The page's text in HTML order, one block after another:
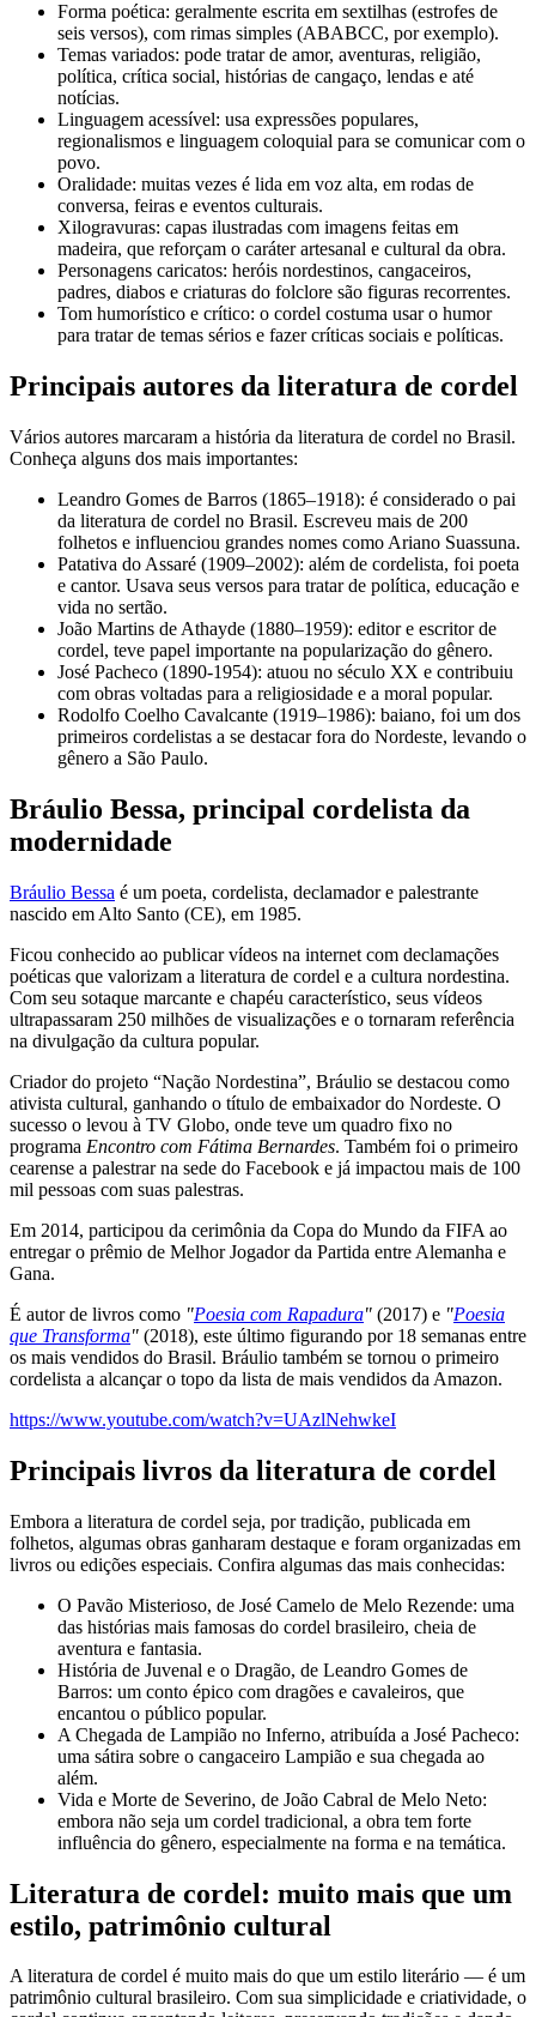
Forma poética: geralmente escrita em sextilhas (estrofes de
seis versos), com rimas simples (ABABCC, por exemplo).
Temas variados: pode tratar de amor, aventuras, religião,
política, crítica social, histórias de cangaço, lendas e até
notícias.
Linguagem acessível: usa expressões populares,
regionalismos e linguagem coloquial para se comunicar com o
povo.
Oralidade: muitas vezes é lida em voz alta, em rodas de
conversa, feiras e eventos culturais.
Xilogravuras: capas ilustradas com imagens feitas em
madeira, que reforçam o caráter artesanal e cultural da obra.
Personagens caricatos: heróis nordestinos, cangaceiros,
padres, diabos e criaturas do folclore são figuras recorrentes.
Tom humorístico e crítico: o cordel costuma usar o humor
para tratar de temas sérios e fazer críticas sociais e políticas.
Principais autores da literatura de cordel
Vários autores marcaram a história da literatura de cordel no Brasil.
Conheça alguns dos mais importantes:
Leandro Gomes de Barros (1865–1918): é considerado o pai
da literatura de cordel no Brasil. Escreveu mais de 200
folhetos e influenciou grandes nomes como Ariano Suassuna.
Patativa do Assaré (1909–2002): além de cordelista, foi poeta
e cantor. Usava seus versos para tratar de política, educação e
vida no sertão.
João Martins de Athayde (1880–1959): editor e escritor de
cordel, teve papel importante na popularização do gênero.
José Pacheco (1890-1954): atuou no século XX e contribuiu
com obras voltadas para a religiosidade e a moral popular.
Rodolfo Coelho Cavalcante (1919–1986): baiano, foi um dos
primeiros cordelistas a se destacar fora do Nordeste, levando o
gênero a São Paulo.
Bráulio Bessa, principal cordelista da
modernidade
Bráulio Bessa é um poeta, cordelista, declamador e palestrante
nascido em Alto Santo (CE), em 1985.
Ficou conhecido ao publicar vídeos na internet com declamações
poéticas que valorizam a literatura de cordel e a cultura nordestina.
Com seu sotaque marcante e chapéu característico, seus vídeos
ultrapassaram 250 milhões de visualizações e o tornaram referência
na divulgação da cultura popular.
Criador do projeto “Nação Nordestina”, Bráulio se destacou como
ativista cultural, ganhando o título de embaixador do Nordeste. O
sucesso o levou à TV Globo, onde teve um quadro fixo no
programa Encontro com Fátima Bernardes. Também foi o primeiro
cearense a palestrar na sede do Facebook e já impactou mais de 100
mil pessoas com suas palestras.
Em 2014, participou da cerimônia da Copa do Mundo da FIFA ao
entregar o prêmio de Melhor Jogador da Partida entre Alemanha e
Gana.
É autor de livros como "Poesia com Rapadura" (2017) e "Poesia
que Transforma" (2018), este último figurando por 18 semanas entre
os mais vendidos do Brasil. Bráulio também se tornou o primeiro
cordelista a alcançar o topo da lista de mais vendidos da Amazon.
https://www.youtube.com/watch?v=UAzlNehwkeI
Principais livros da literatura de cordel
Embora a literatura de cordel seja, por tradição, publicada em
folhetos, algumas obras ganharam destaque e foram organizadas em
livros ou edições especiais. Confira algumas das mais conhecidas:
O Pavão Misterioso, de José Camelo de Melo Rezende: uma
das histórias mais famosas do cordel brasileiro, cheia de
aventura e fantasia.
História de Juvenal e o Dragão, de Leandro Gomes de
Barros: um conto épico com dragões e cavaleiros, que
encantou o público popular.
A Chegada de Lampião no Inferno, atribuída a José Pacheco:
uma sátira sobre o cangaceiro Lampião e sua chegada ao
além.
Vida e Morte de Severino, de João Cabral de Melo Neto:
embora não seja um cordel tradicional, a obra tem forte
influência do gênero, especialmente na forma e na temática.
Literatura de cordel: muito mais que um
estilo, patrimônio cultural
A literatura de cordel é muito mais do que um estilo literário — é um
patrimônio cultural brasileiro. Com sua simplicidade e criatividade, o